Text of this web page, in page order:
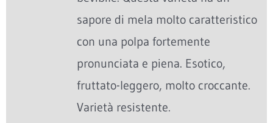
sapore di mela molto caratteristico
con una polpa fortemente
pronunciata e piena. Esotico,
fruttato-leggero, molto croccante.
Varietà resistente.